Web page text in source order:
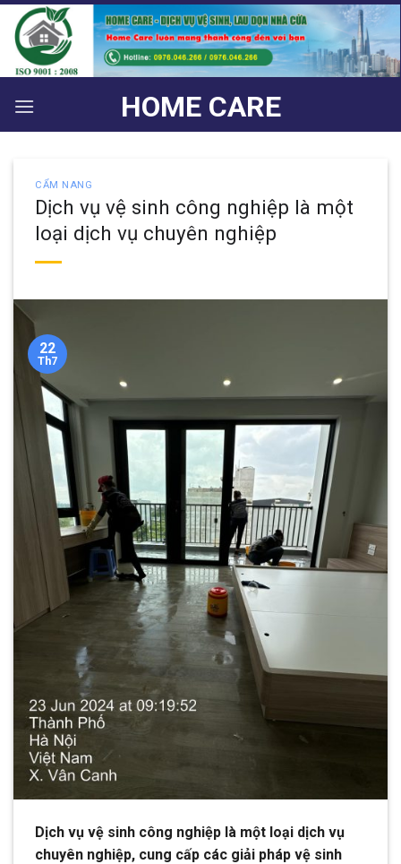
Bỏ
qua
nội
dung
HOME CARE
CẨM NANG
Dịch vụ vệ sinh công nghiệp là một
loại dịch vụ chuyên nghiệp
22
Th7
Dịch vụ vệ sinh công nghiệp là một loại dịch vụ
chuyên nghiệp, cung cấp các giải pháp vệ sinh